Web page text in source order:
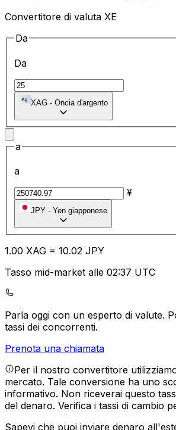
Convertitore di valuta XE
Da
Da
XAG - Oncia d'argento
a
a
¥
JPY - Yen giapponese
1.00 XAG = 10.02 JPY
Tasso mid-market alle 02:37 UTC
Parla oggi con un esperto di valute.
tassi dei concorrenti.
Prenota una chiamata
Per il nostro convertitore
mercato. Tale conversione ha uno
informativo. Non riceverai questo
del denaro. Verifica i tassi di cambio
Sapevi che puoi inviare denaro